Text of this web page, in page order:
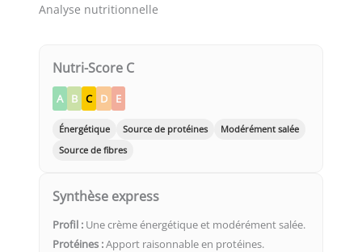
Analyse nutritionnelle
Nutri-Score C
A B C D E
Énergétique Source de protéines
Modérément salée
Source de fibres
Synthèse express
Profil : Une crème énergétique et modérément salée.
Protéines :Apport raisonnable en protéines.